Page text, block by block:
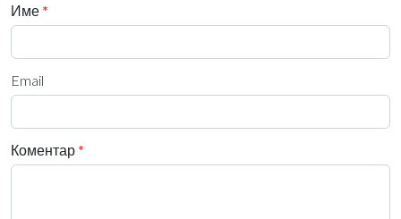
Име *
Email
Коментар *